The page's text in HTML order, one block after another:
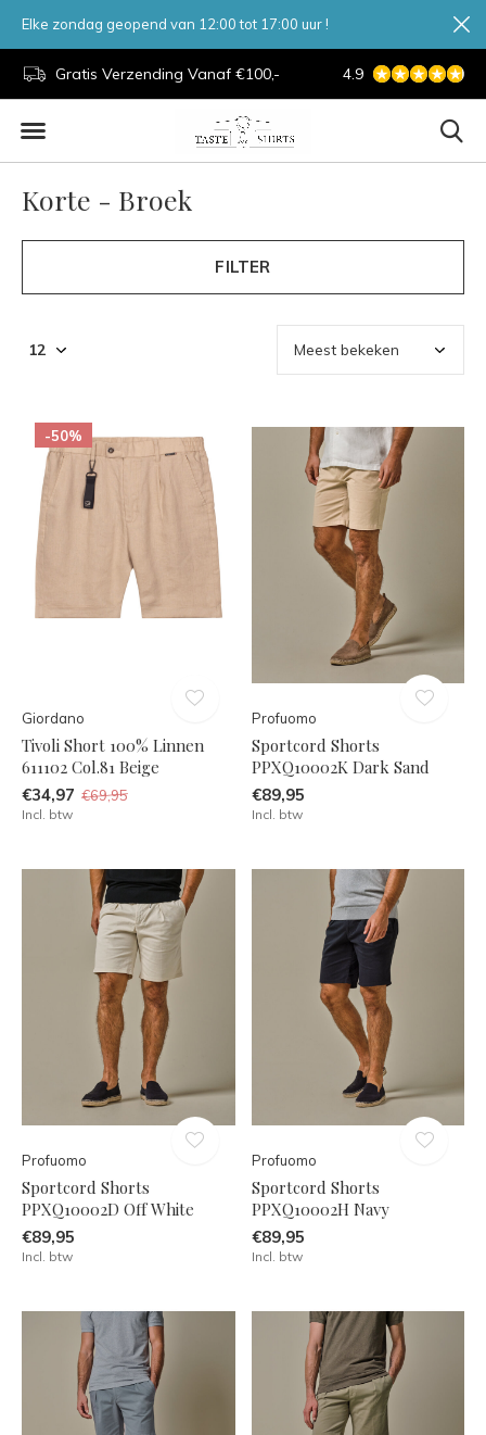
Gratis Verzending Vanaf €100,- 7 Dagen Per
4.9
Elke zondag geopend van 12:00 tot 17:00 uur !
Korte - Broek
FILTER
-50%
Giordano
Tivoli Short 100% Linnen
611102 Col.81 Beige
€34,97 €69,95
Incl. btw
Profuomo
Sportcord Shorts
PPXQ10002K Dark Sand
€89,95
Incl. btw
Profuomo
Sportcord Shorts
PPXQ10002D Off White
€89,95
Incl. btw
Profuomo
Sportcord Shorts
PPXQ10002H Navy
€89,95
Incl. btw